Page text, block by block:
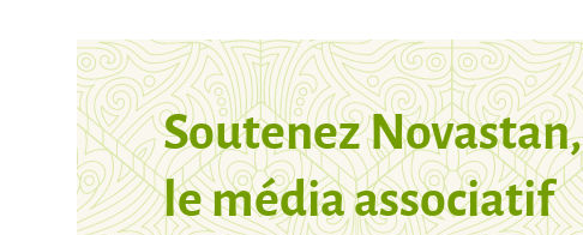
Soutenez Novastan,
le média associatif